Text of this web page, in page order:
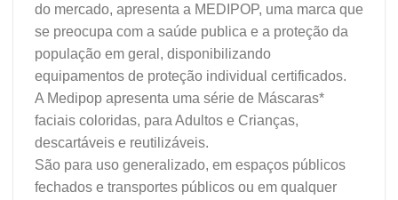
do mercado, apresenta a MEDIPOP, uma marca que
se preocupa com a saúde publica e a proteção da
população em geral, disponibilizando
equipamentos de proteção individual certificados.
A Medipop apresenta uma série de Máscaras*
faciais coloridas, para Adultos e Crianças,
descartáveis e reutilizáveis.
São para uso generalizado, em espaços públicos
fechados e transportes públicos ou em qualquer